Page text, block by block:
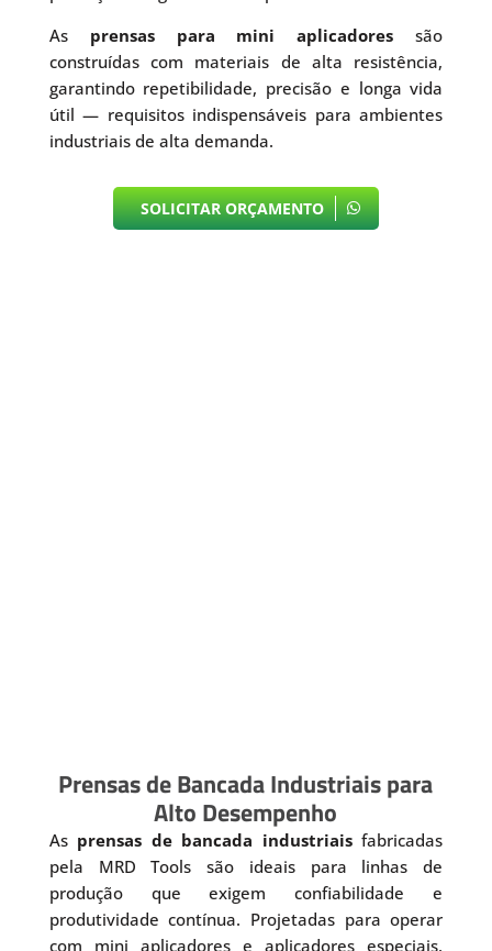
As prensas para mini aplicadores são
construídas com materiais de alta resistência,
garantindo repetibilidade, precisão e longa vida
útil — requisitos indispensáveis para ambientes
industriais de alta demanda.
SOLICITAR ORÇAMENTO
Prensas de Bancada Industriais para
Alto Desempenho
As prensas de bancada industriaisfabricadas
pela MRD Tools são ideais para linhas de
produção que exigem confiabilidade e
produtividade contínua. Projetadas para operar
com mini aplicadores e aplicadores especiais,